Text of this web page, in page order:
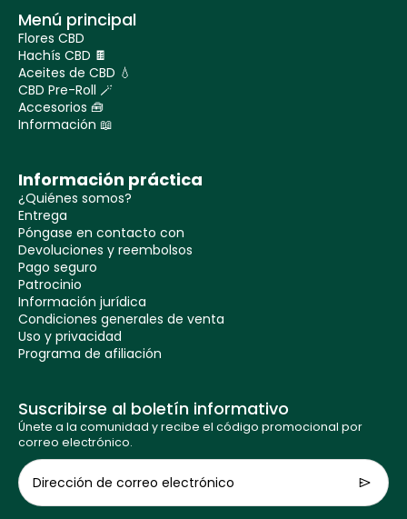
Menú principal
Flores CBD
Hachís CBD 🍫
Aceites de CBD 💧
CBD Pre-Roll 🪄
Accesorios 🧰
Información 📖
Información práctica
¿Quiénes somos?
Entrega
Póngase en contacto con
Devoluciones y reembolsos
Pago seguro
Patrocinio
Información jurídica
Condiciones generales de venta
Uso y privacidad
Programa de afiliación
Suscribirse al boletín informativo
Únete a la comunidad y recibe el código promocional por
correo electrónico.
Dirección de correo electrónico